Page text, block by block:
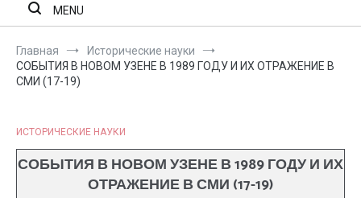
MENU
Главная
Исторические науки
СОБЫТИЯ В НОВОМ УЗЕНЕ В 1989 ГОДУ И ИХ ОТРАЖЕНИЕ В
СМИ (17-19)
ИСТОРИЧЕСКИЕ НАУКИ
СОБЫТИЯ В НОВОМ УЗЕНЕ В 1989 ГОДУ И ИХ
ОТРАЖЕНИЕ В СМИ (17-19)